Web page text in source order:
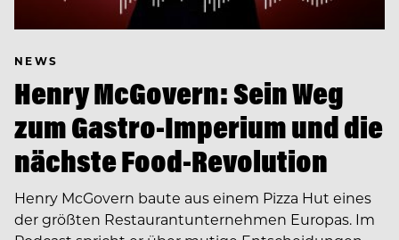
NEWS
Henry McGovern: Sein Weg
zum Gastro-Imperium und die
nächste Food-Revolution
Henry McGovern baute aus einem Pizza Hut eines
der größten Restaurantunternehmen Europas. Im